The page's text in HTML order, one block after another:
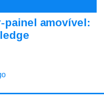
painel amovível: